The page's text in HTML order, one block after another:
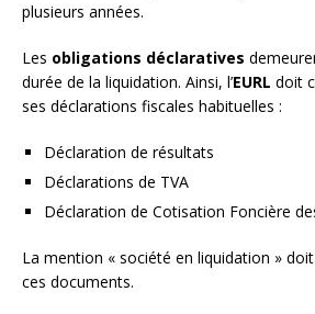
plusieurs années.
Les obligations déclaratives
durée de la liquidation. Ainsi, l’EURL doit
ses déclarations fiscales habituelles :
Déclaration de résultats
Déclarations de TVA
Déclaration de Cotisation Foncière
La mention « société en liquidation »
ces documents.